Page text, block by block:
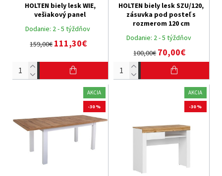
Dodanie: 2 - 5 týždňov
HOLTEN biely lesk WIE,
vešiakový panel
159,00€111,30€ Dodanie: 2 - 5 týždňov
HOLTEN biely lesk SZU/120,
zásuvka pod posteľ s
rozmerom 120 cm
100,00€70,00€
AKCIA
-30 %
AKCIA
-30 %